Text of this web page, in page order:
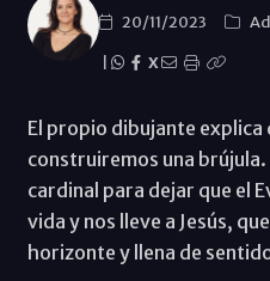
20/11/2023
X
El propio dibujante
construiremos una
cardinal para dejar que el
vida y nos lleve a Jesús,
horizonte y llena de